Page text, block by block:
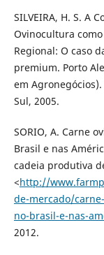
SILVEIRA, H. S. A
Ovinocultura
Regional: O caso
premium. Porto
em
Sul, 2005.
SORIO, A. Carne
Brasil e nas
cadeia produtiva
<http://
de-mercado/
no-brasil-e-nas-
2012.